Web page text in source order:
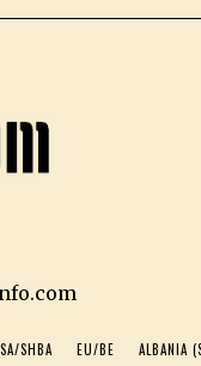
SHBA EU/BE ALBANIA